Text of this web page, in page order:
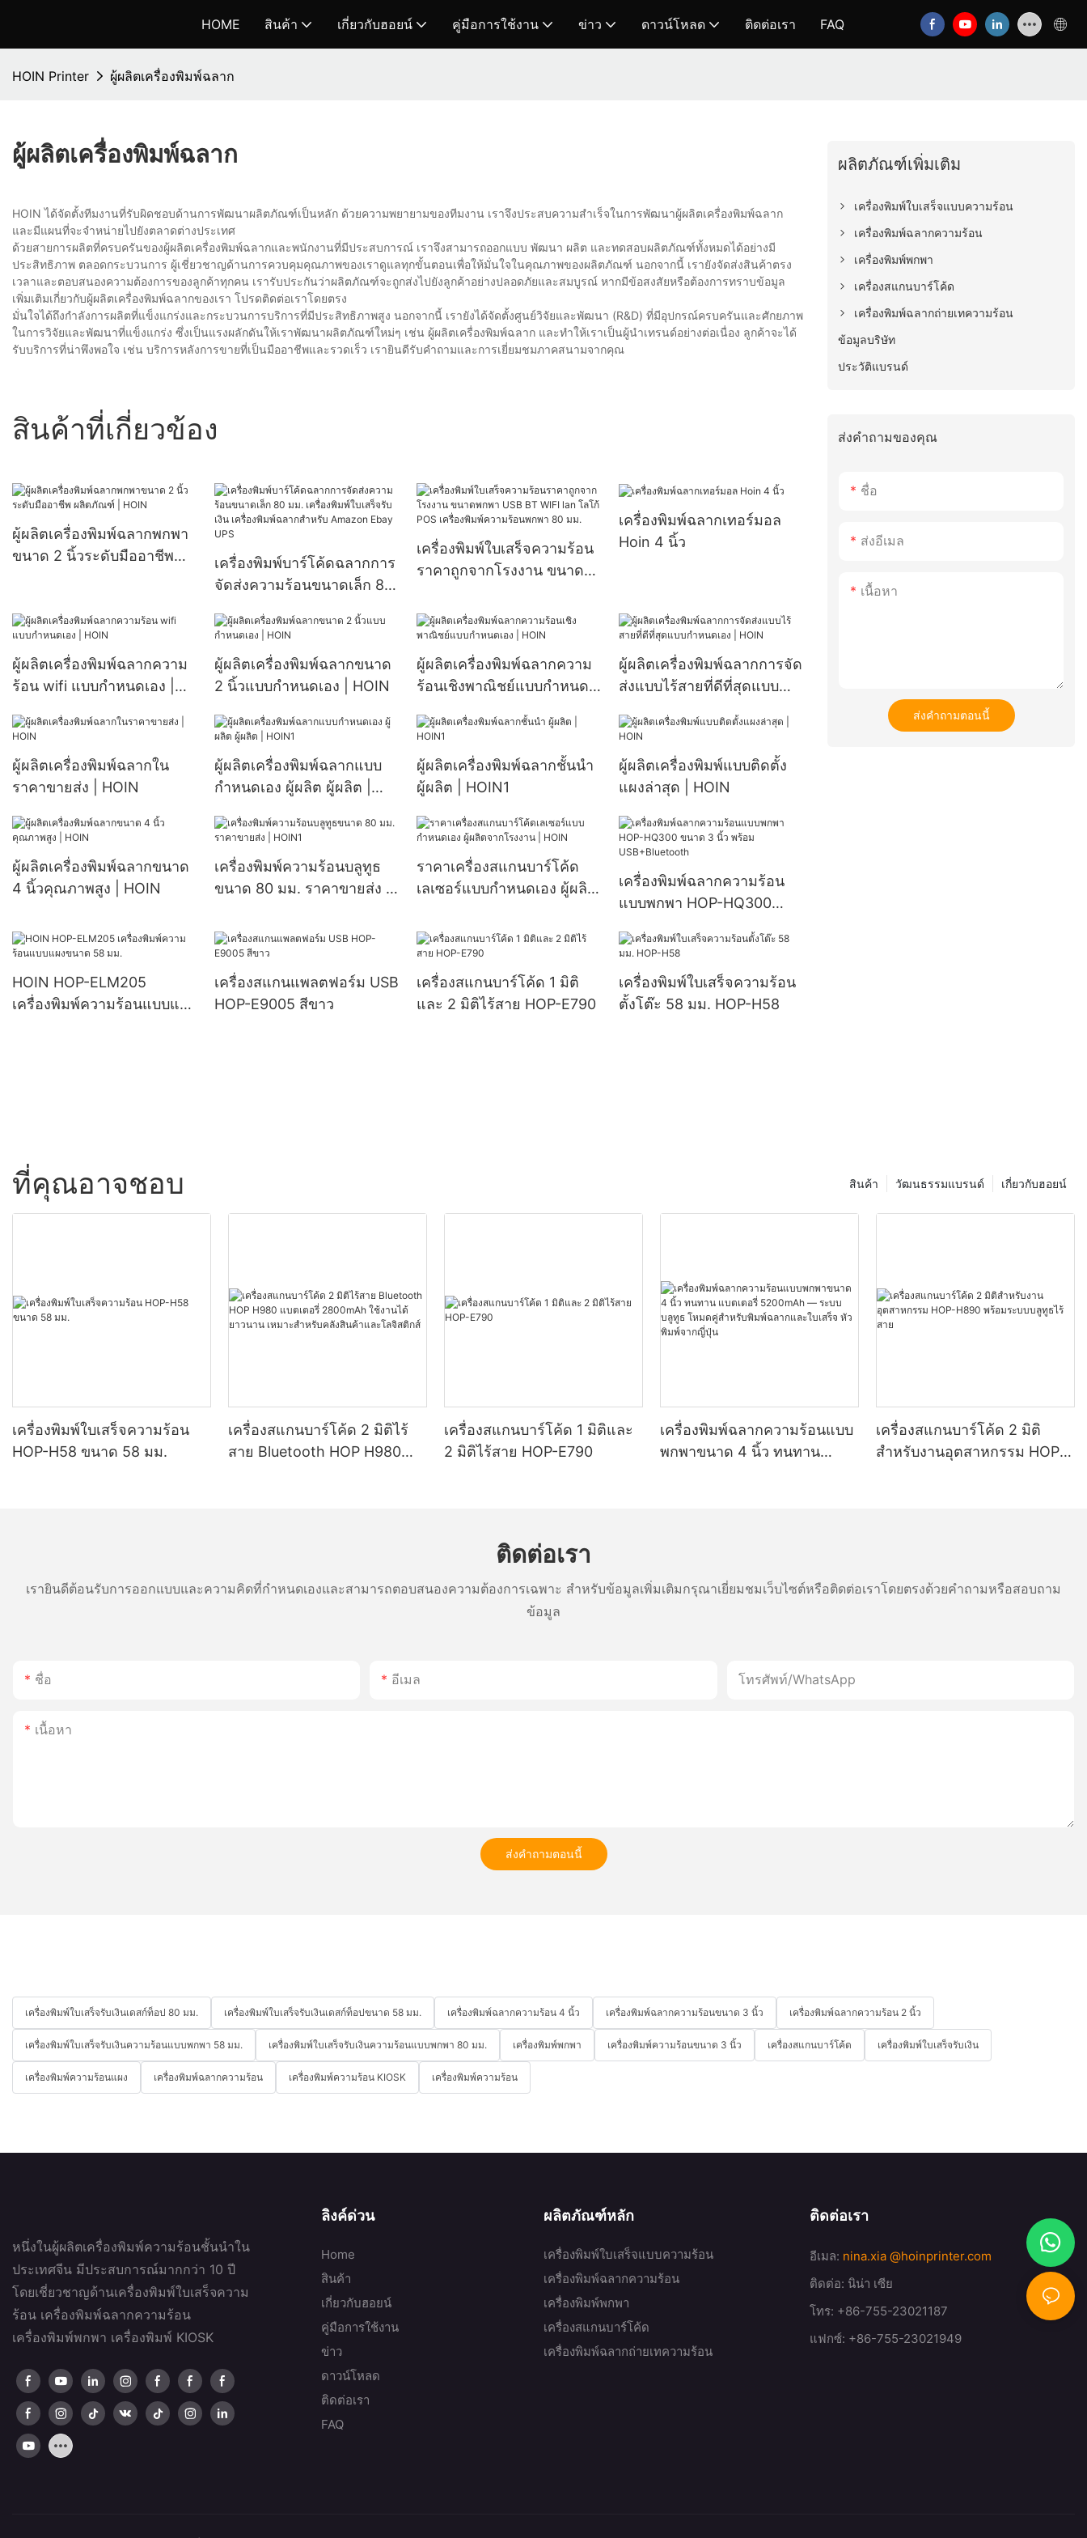
HOME สินค้า เกี่ยวกับฮอยน์ คู่มือการใช้งาน ข่าว ดาวน์โหลด ติดต่อเรา FAQ
HOIN Printer ผู้ผลิตเครื่องพิมพ์ฉลาก
ผู้ผลิตเครื่องพิมพ์ฉลาก
HOIN ได้จัดตั้งทีมงานที่รับผิดชอบด้านการพัฒนาผลิตภัณฑ์เป็นหลัก ด้วยความพยายามของทีมงาน เราจึงประสบความสำเร็จในการพัฒนาผู้ผลิตเครื่องพิมพ์ฉลาก
และมีแผนที่จะจำหน่ายไปยังตลาดต่างประเทศ
ด้วยสายการผลิตที่ครบครันของผู้ผลิตเครื่องพิมพ์ฉลากและพนักงานที่มีประสบการณ์ เราจึงสามารถออกแบบ พัฒนา ผลิต และทดสอบผลิตภัณฑ์ทั้งหมดได้อย่างมี
ประสิทธิภาพ ตลอดกระบวนการ ผู้เชี่ยวชาญด้านการควบคุมคุณภาพของเราดูแลทุกขั้นตอนเพื่อให้มั่นใจในคุณภาพของผลิตภัณฑ์ นอกจากนี้ เรายังจัดส่งสินค้าตรง
เวลาและตอบสนองความต้องการของลูกค้าทุกคน เรารับประกันว่าผลิตภัณฑ์จะถูกส่งไปยังลูกค้าอย่างปลอดภัยและสมบูรณ์ หากมีข้อสงสัยหรือต้องการทราบข้อมูล
เพิ่มเติมเกี่ยวกับผู้ผลิตเครื่องพิมพ์ฉลากของเรา โปรดติดต่อเราโดยตรง
มั่นใจได้ถึงกำลังการผลิตที่แข็งแกร่งและกระบวนการบริการที่มีประสิทธิภาพสูง นอกจากนี้ เรายังได้จัดตั้งศูนย์วิจัยและพัฒนา (R&D) ที่มีอุปกรณ์ครบครันและศักยภาพ
ในการวิจัยและพัฒนาที่แข็งแกร่ง ซึ่งเป็นแรงผลักดันให้เราพัฒนาผลิตภัณฑ์ใหม่ๆ เช่น ผู้ผลิตเครื่องพิมพ์ฉลาก และทำให้เราเป็นผู้นำเทรนด์อย่างต่อเนื่อง ลูกค้าจะได้
รับบริการที่น่าพึงพอใจ เช่น บริการหลังการขายที่เป็นมืออาชีพและรวดเร็ว เรายินดีรับคำถามและการเยี่ยมชมภาคสนามจากคุณ
สินค้าที่เกี่ยวข้อง
ผู้ผลิตเครื่องพิมพ์ฉลากพกพา
ขนาด 2 นิ้วระดับมืออาชีพ
เครื่องพิมพ์บาร์โค้ดฉลากการ
จัดส่งความร้อนขนาดเล็ก 80
เครื่องพิมพ์ฉลากสำหรับ
Amazon Ebay UPS
เครื่องพิมพ์ใบเสร็จความร้อน
ราคาถูกจากโรงงาน ขนาด
โลโก้ POS เครื่องพิมพ์ความ
ร้อนพกพา 80 มม.
เครื่องพิมพ์ฉลากเทอร์มอล
Hoin 4 นิ้ว
ผู้ผลิตเครื่องพิมพ์ฉลากความ
ร้อน wifi แบบกำหนดเอง |
ผู้ผลิตเครื่องพิมพ์ฉลากขนาด
2 นิ้วแบบกำหนดเอง | HOIN
ผู้ผลิตเครื่องพิมพ์ฉลากความ
ร้อนเชิงพาณิชย์แบบกำหนด
ผู้ผลิตเครื่องพิมพ์ฉลากการจัด
ส่งแบบไร้สายที่ดีที่สุดแบบ
ผู้ผลิตเครื่องพิมพ์ฉลากใน
ราคาขายส่ง | HOIN
ผู้ผลิตเครื่องพิมพ์ฉลากแบบ
กำหนดเอง ผู้ผลิต ผู้ผลิต |
ผู้ผลิตเครื่องพิมพ์ฉลากชั้นนำ
ผู้ผลิต | HOIN1
ผู้ผลิตเครื่องพิมพ์แบบติดตั้ง
แผงล่าสุด | HOIN
ผู้ผลิตเครื่องพิมพ์ฉลากขนาด
4 นิ้วคุณภาพสูง | HOIN
เครื่องพิมพ์ความร้อนบลูทูธ
ขนาด 80 มม. ราคาขายส่ง |
ราคาเครื่องสแกนบาร์โค้ด
เลเซอร์แบบกำหนดเอง ผู้ผลิต
เครื่องพิมพ์ฉลากความร้อน
แบบพกพา HOP-HQ300
USB+Bluetooth
HOIN HOP-ELM205
เครื่องพิมพ์ความร้อนแบบแผง
เครื่องสแกนแพลตฟอร์ม USB
HOP-E9005 สีขาว
เครื่องสแกนบาร์โค้ด 1 มิติ
และ 2 มิติไร้สาย HOP-E790
เครื่องพิมพ์ใบเสร็จความร้อน
ตั้งโต๊ะ 58 มม. HOP-H58
ผลิตภัณฑ์เพิ่มเติม
เครื่องพิมพ์ใบเสร็จแบบความร้อน
เครื่องพิมพ์ฉลากความร้อน
เครื่องพิมพ์พกพา
เครื่องสแกนบาร์โค้ด
เครื่องพิมพ์ฉลากถ่ายเทความร้อน
ข้อมูลบริษัท
ประวัติแบรนด์
ส่งคำถามของคุณ
ชื่อ
ส่งอีเมล
เนื้อหา
ส่งคำถามตอนนี้
ที่คุณอาจชอบ เกี่ยวกับฮอยน์
วัฒนธรรมแบรนด์
สินค้า
เครื่องพิมพ์ใบเสร็จความร้อน
HOP-H58 ขนาด 58 มม.
เครื่องสแกนบาร์โค้ด 2 มิติไร้
สาย Bluetooth HOP H980
เครื่องสแกนบาร์โค้ด 1 มิติและ
2 มิติไร้สาย HOP-E790
เครื่องพิมพ์ฉลากความร้อนแบบ
พกพาขนาด 4 นิ้ว ทนทาน
เครื่องสแกนบาร์โค้ด 2 มิติ
สำหรับงานอุตสาหกรรม HOP-
ติดต่อเรา
เรายินดีต้อนรับการออกแบบและความคิดที่กำหนดเองและสามารถตอบสนองความต้องการเฉพาะ สำหรับข้อมูลเพิ่มเติมกรุณาเยี่ยมชมเว็บไซต์หรือติดต่อเราโดยตรงด้วยคำถามหรือสอบถาม
ข้อมูล
ชื่อ อีเมล โทรศัพท์/WhatsApp
เนื้อหา
ส่งคำถามตอนนี้
เครื่องพิมพ์ใบเสร็จรับเงินเดสก์ท็อป 80 มม. เครื่องพิมพ์ใบเสร็จรับเงินเดสก์ท็อปขนาด 58 มม. เครื่องพิมพ์ฉลากความร้อน 4 นิ้ว เครื่องพิมพ์ฉลากความร้อนขนาด 3 นิ้ว เครื่องพิมพ์ฉลากความร้อน 2 นิ้ว
เครื่องพิมพ์ใบเสร็จรับเงินความร้อนแบบพกพา 58 มม. เครื่องพิมพ์ใบเสร็จรับเงินความร้อนแบบพกพา 80 มม. เครื่องพิมพ์พกพา เครื่องพิมพ์ความร้อนขนาด 3 นิ้ว เครื่องสแกนบาร์โค้ด เครื่องพิมพ์ใบเสร็จรับเงิน
เครื่องพิมพ์ความร้อนแผง เครื่องพิมพ์ฉลากความร้อน เครื่องพิมพ์ความร้อน KIOSK เครื่องพิมพ์ความร้อน
หนึ่งในผู้ผลิตเครื่องพิมพ์ความร้อนชั้นนำใน
ประเทศจีน มีประสบการณ์มากกว่า 10 ปี
โดยเชี่ยวชาญด้านเครื่องพิมพ์ใบเสร็จความ
ร้อน เครื่องพิมพ์ฉลากความร้อน
เครื่องพิมพ์พกพา เครื่องพิมพ์ KIOSK
ลิงค์ด่วน
Home
สินค้า
เกี่ยวกับฮอยน์
คู่มือการใช้งาน
ข่าว
ดาวน์โหลด
ติดต่อเรา
FAQ
ผลิตภัณฑ์หลัก
เครื่องพิมพ์ใบเสร็จแบบความร้อน
เครื่องพิมพ์ฉลากความร้อน
เครื่องพิมพ์พกพา
เครื่องสแกนบาร์โค้ด
เครื่องพิมพ์ฉลากถ่ายเทความร้อน
ติดต่อเรา
อีเมล: nina.xia @hoinprinter.com
ติดต่อ: นิน่า เซีย
โทร: +86-755-23021187
แฟกซ์: +86-755-23021949